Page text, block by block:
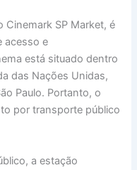
Cinemark SP Market, é
acesso e
está situado dentro
das Nações Unidas,
Paulo. Portanto, o
por transporte público
a estação